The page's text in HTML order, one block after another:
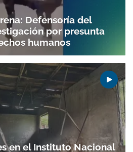
Defensoría del
por presunta
humanos
en el Instituto Nacional